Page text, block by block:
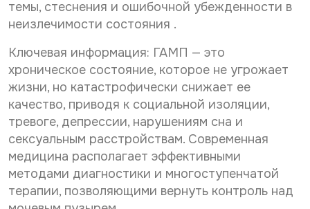
темы, стеснения и ошибочной убежденности в
неизлечимости состояния .
Ключевая информация: ГАМП — это
хроническое состояние, которое не угрожает
жизни, но катастрофически снижает ее
качество, приводя к социальной изоляции,
тревоге, депрессии, нарушениям сна и
сексуальным расстройствам. Современная
медицина располагает эффективными
методами диагностики и многоступенчатой
терапии, позволяющими вернуть контроль над
х
д
н
н
ы
х
*
а
н
ы
*
Даю согласие на получение информационной
рассылки
Отправить
После анализа заявки Вам ответят электронным
письмом на указанный Вами e-mail.
Срок обработки заявки - до 2-х рабочих дней.
Ввиду высокой загруженности наших докторов дата
и время приема могут отличаться от Вашего
пожелания в интернет-заявке.